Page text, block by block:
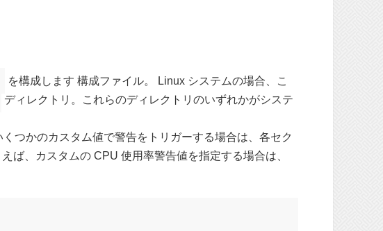
を構成します 構成ファイル。 Linux システムの場合、こ
ディレクトリ。これらのディレクトリのいずれかがシステ
つかのカスタム値で警告をトリガーする場合は、各セク
ば、カスタムの CPU 使用率警告値を指定する場合は、